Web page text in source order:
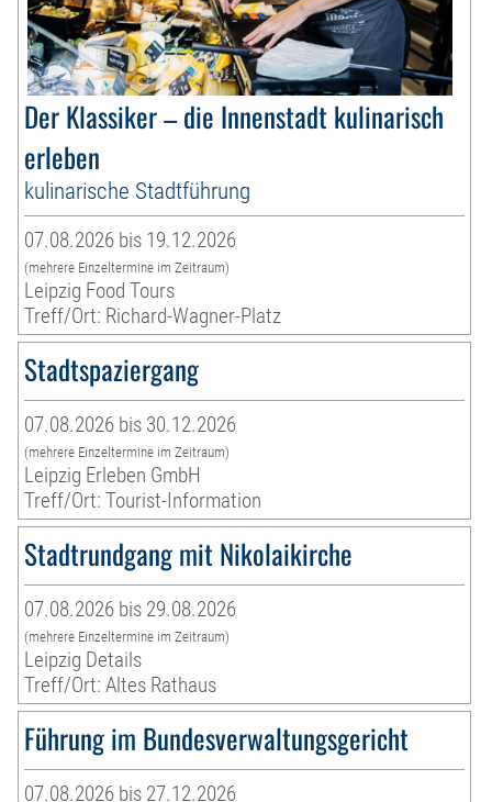
Der Klassiker – die Innenstadt kulinarisch
erleben
kulinarische Stadtführung
07.08.2026 bis 19.12.2026
(mehrere Einzeltermine im Zeitraum)
Leipzig Food Tours
Treff/Ort: Richard-Wagner-Platz
Stadtspaziergang
07.08.2026 bis 30.12.2026
(mehrere Einzeltermine im Zeitraum)
Leipzig Erleben GmbH
Treff/Ort: Tourist-Information
Stadtrundgang mit Nikolaikirche
07.08.2026 bis 29.08.2026
(mehrere Einzeltermine im Zeitraum)
Leipzig Details
Treff/Ort: Altes Rathaus
Führung im Bundesverwaltungsgericht
07.08.2026 bis 27.12.2026